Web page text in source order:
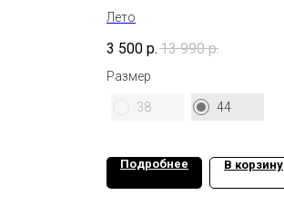
Лето
3 500 р. 13 990 р.
Размер
38 44
Подробнее В корзину